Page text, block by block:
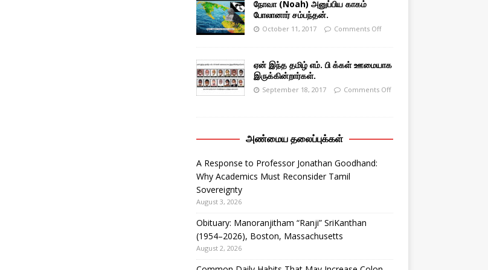
நோவா (Noah) அனுப்பிய காகம்
போலானார் சம்பந்தன்.
October 11, 2017 Comments Off
ஏன் இந்த தமிழ் எம். பி க்கள் ஊமையாக
இருக்கின்றார்கள்.
September 18, 2017 Comments Off
அண்மைய தலைப்புக்கள்
A Response to Professor Jonathan Goodhand:
Why Academics Must Reconsider Tamil
Sovereignty
August 3, 2026
Obituary: Manoranjitham “Ranji” SriKanthan
(1954–2026), Boston, Massachusetts
August 2, 2026